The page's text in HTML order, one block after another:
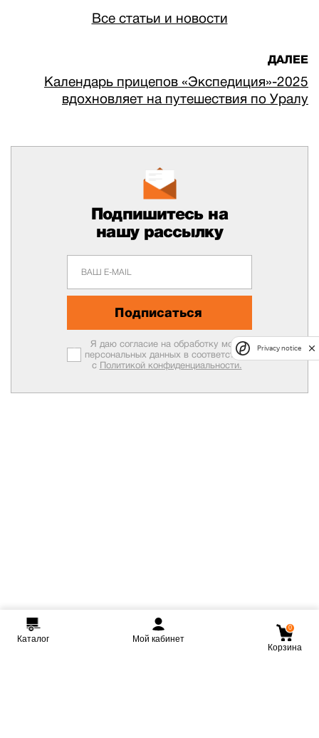
Все статьи и новости
ДАЛЕЕ
Календарь прицепов «Экспедиция»-2025
вдохновляет на путешествия по Уралу
Подпишитесь на
нашу рассылку
Подписаться
Я даю согласие на обработку моих
персональных данных в соответствии
с Политикой конфиденциальности.
Каталог Мой кабинет
0
Корзина
Privacy notice